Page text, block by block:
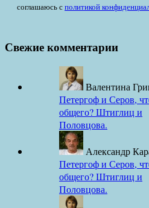
соглашаюсь сполитикой
Свежие комментарии
Валентина
Петергоф и Серов,
общего? Штиглиц и
Половцова.
Александр
Петергоф и Серов,
общего? Штиглиц и
Половцова.